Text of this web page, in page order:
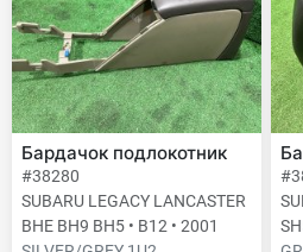
Бардачок подлокотник
#38280
SUBARU LEGACY LANCASTER
BHE BH9 BH5 • B12 • 2001